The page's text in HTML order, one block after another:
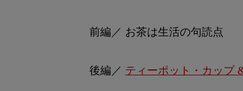
前編／ お茶は生活の句読点
後編／ ティーポット・カップ